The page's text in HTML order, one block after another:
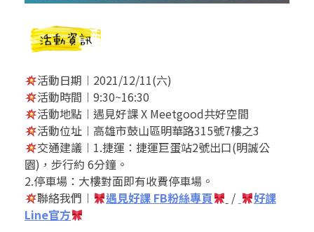
活動日期︱2021/12/11(六)
活動時間︱9:30~16:30
活動地點︱遇見好課 X Meetgood共好空間
活動位址︱高雄市鼓山區明華路315號7樓之3
交通建議︱1.捷運：捷運巨蛋站2號出口(明誠公
園)，步行約 6分鐘。
2.停車場：大樓對面即有收費停車場。
聯絡我們︱
遇見好課 FB粉絲專頁 /
好課
Line官方